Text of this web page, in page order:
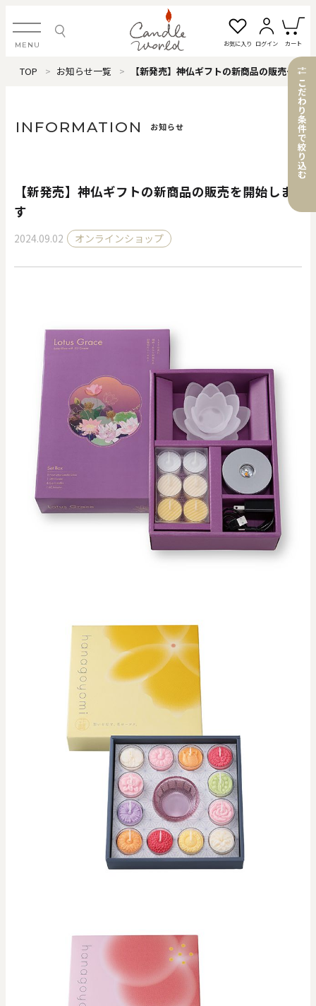
MENU お気に入り ログイン カート
ログイン・新規会員登録
すべてのアイテム
カテゴリから探す
クリア OK
色で探す
TOP お知らせ一覧 【新発売】神仏ギフトの新商品の販売を開始します
INFORMATION お知らせ
【新発売】神仏ギフトの新商品の販売を開始しま
す
2024.09.02 オンラインショップ
こ
だ
わ
り
条
件
で
絞
り
込
む